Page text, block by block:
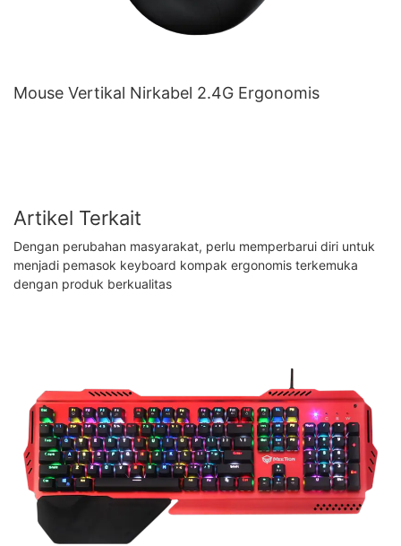
Mouse Vertikal Nirkabel 2.4G Ergonomis
Artikel Terkait
Dengan perubahan masyarakat, perlu memperbarui diri untuk
menjadi pemasok keyboard kompak ergonomis terkemuka
dengan produk berkualitas